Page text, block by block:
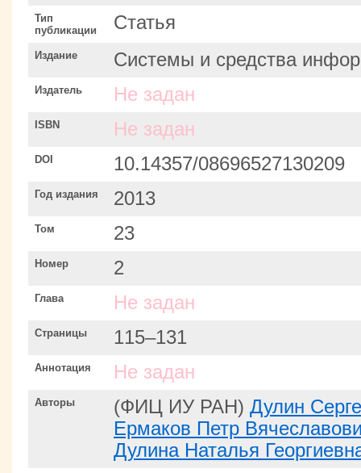
Тип
публикации
Статья
Издание Системы и средства
Издатель Не задан
ISBN Не задан
DOI 10.14357/08696527130209
Год издания 2013
Том 23
Номер 2
Глава Не задан
Страницы 115–131
Аннотация Не задан
Авторы (ФИЦ ИУ РАН) Дулин
Ермаков Петр
Дулина Наталья